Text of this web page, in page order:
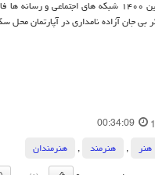
بی جان آزاده نامداری در آپارتمان
00:34:09
هنر , هنرمند ,
هنرمندان